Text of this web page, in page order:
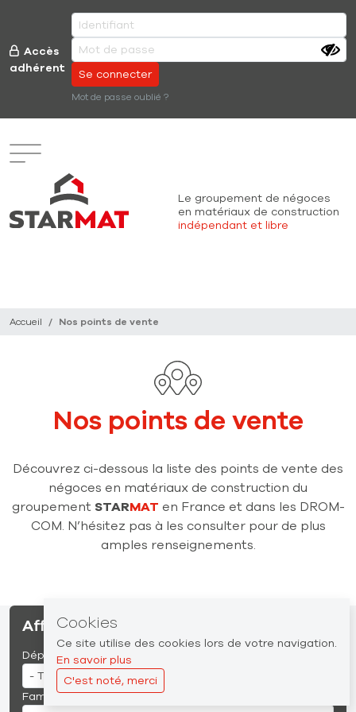
Aller au contenu principal
Accès
adhérent
Mot de passe oublié ?
Le groupement de négoces
en matériaux de construction
indépendant et libre
Accueil Nos points de vente
Nos points de vente
Découvrez ci-dessous la liste des points de vente des
négoces en matériaux de construction du
groupementSTARMAT en France et dans les DROM-
COM. N’hésitez pas à les consulter pour de plus
amples renseignements.
Affiner la recherche
Départements
Familles de produits
Cookies
Ce site utilise des cookies lors de votre navigation.
En savoir plus
C'est noté, merci